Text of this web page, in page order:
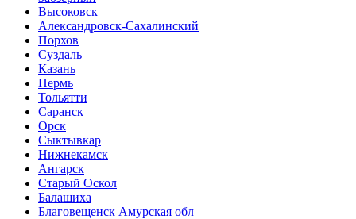
Высоковск
Александровск-Сахалинский
Порхов
Суздаль
Казань
Пермь
Тольятти
Саранск
Орск
Сыктывкар
Нижнекамск
Ангарск
Старый Оскол
Балашиха
Благовещенск Амурская обл